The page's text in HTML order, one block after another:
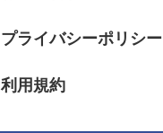
プライバシーポリシー
利用規約